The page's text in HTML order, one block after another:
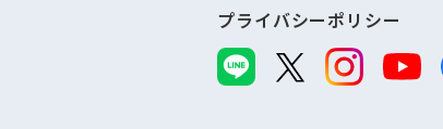
プライバシーポリシー